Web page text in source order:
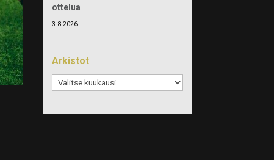
ottelua
3.8.2026
Arkistot
Arkistot